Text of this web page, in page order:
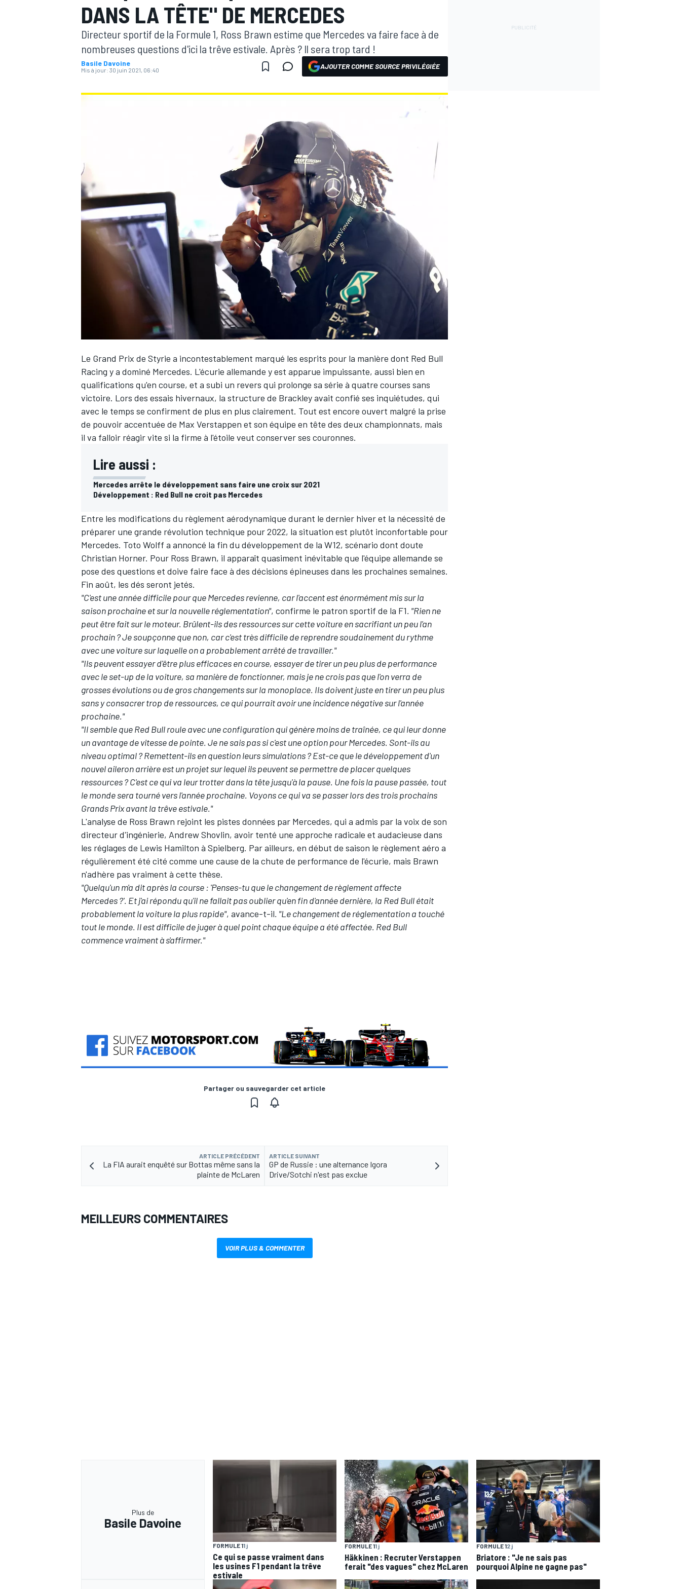
WEC
DANS LA TÊTE" DE MERCEDES
Directeur sportif de la Formule 1, Ross Brawn estime que Mercedes va faire face à de
nombreuses questions d'ici la trêve estivale. Après ? Il sera trop tard !
Basile Davoine
Mis à jour: 30 juin 2021, 06:40 AJOUTER COMME SOURCE PRIVILÉGIÉE
Le Grand Prix de Styrie a incontestablement marqué les esprits pour la manière dont Red Bull
Racing y a dominé Mercedes. L'écurie allemande y est apparue impuissante, aussi bien en
qualifications qu'en course, et a subi un revers qui prolonge sa série à quatre courses sans
victoire. Lors des essais hivernaux, la structure de Brackley avait confié ses inquiétudes, qui
avec le temps se confirment de plus en plus clairement. Tout est encore ouvert malgré la prise
de pouvoir accentuée de Max Verstappen et son équipe en tête des deux championnats, mais
il va falloir réagir vite si la firme à l'étoile veut conserver ses couronnes.
Lire aussi :
Mercedes arrête le développement sans faire une croix sur 2021
Développement : Red Bull ne croit pas Mercedes
Entre les modifications du règlement aérodynamique durant le dernier hiver et la nécessité de
préparer une grande révolution technique pour 2022, la situation est plutôt inconfortable pour
Mercedes. Toto Wolff a annoncé la fin du développement de la W12, scénario dont doute
Christian Horner. Pour Ross Brawn, il apparaît quasiment inévitable que l'équipe allemande se
pose des questions et doive faire face à des décisions épineuses dans les prochaines semaines.
Fin août, les dés seront jetés.
"C'est une année difficile pour que Mercedes revienne, car l'accent est énormément mis sur la
saison prochaine et sur la nouvelle réglementation", confirme le patron sportif de la F1. "Rien ne
peut être fait sur le moteur. Brûlent-ils des ressources sur cette voiture en sacrifiant un peu l'an
prochain ? Je soupçonne que non, car c'est très difficile de reprendre soudainement du rythme
avec une voiture sur laquelle on a probablement arrêté de travailler."
"Ils peuvent essayer d'être plus efficaces en course, essayer de tirer un peu plus de performance
avec le set-up de la voiture, sa manière de fonctionner, mais je ne crois pas que l'on verra de
grosses évolutions ou de gros changements sur la monoplace. Ils doivent juste en tirer un peu plus
sans y consacrer trop de ressources, ce qui pourrait avoir une incidence négative sur l'année
prochaine."
"Il semble que Red Bull roule avec une configuration qui génère moins de traînée, ce qui leur donne
un avantage de vitesse de pointe. Je ne sais pas si c'est une option pour Mercedes. Sont-ils au
niveau optimal ? Remettent-ils en question leurs simulations ? Est-ce que le développement d'un
nouvel aileron arrière est un projet sur lequel ils peuvent se permettre de placer quelques
ressources ? C'est ce qui va leur trotter dans la tête jusqu'à la pause. Une fois la pause passée, tout
le monde sera tourné vers l'année prochaine. Voyons ce qui va se passer lors des trois prochains
Grands Prix avant la trêve estivale."
L'analyse de Ross Brawn rejoint les pistes données par Mercedes, qui a admis par la voix de son
directeur d'ingénierie, Andrew Shovlin, avoir tenté une approche radicale et audacieuse dans
les réglages de Lewis Hamilton à Spielberg. Par ailleurs, en début de saison le règlement aéro a
régulièrement été cité comme une cause de la chute de performance de l'écurie, mais Brawn
n'adhère pas vraiment à cette thèse.
"Quelqu'un m'a dit après la course : 'Penses-tu que le changement de règlement affecte
Mercedes ?'. Et j'ai répondu qu'il ne fallait pas oublier qu'en fin d'année dernière, la Red Bull était
probablement la voiture la plus rapide", avance-t-il. "Le changement de réglementation a touché
tout le monde. Il est difficile de juger à quel point chaque équipe a été affectée. Red Bull
commence vraiment à s'affirmer."
Partager ou sauvegarder cet article
ARTICLE PRÉCÉDENT
La FIA aurait enquêté sur Bottas même sans la
plainte de McLaren
ARTICLE SUIVANT
GP de Russie : une alternance Igora
Drive/Sotchi n'est pas exclue
MEILLEURS COMMENTAIRES
VOIR PLUS & COMMENTER
Plus de
Basile Davoine
FORMULE 11 j
Ce qui se passe vraiment dans
les usines F1 pendant la trêve
estivale
FORMULE 11 j
Häkkinen : Recruter Verstappen
ferait "des vagues" chez McLaren
FORMULE 12 j
Briatore : "Je ne sais pas
pourquoi Alpine ne gagne pas"